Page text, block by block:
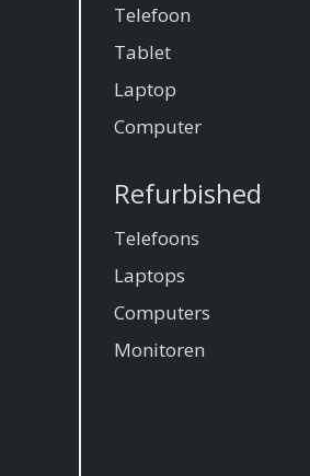
Telefoon
Tablet
Laptop
Computer
Refurbished
Telefoons
Laptops
Computers
Monitoren